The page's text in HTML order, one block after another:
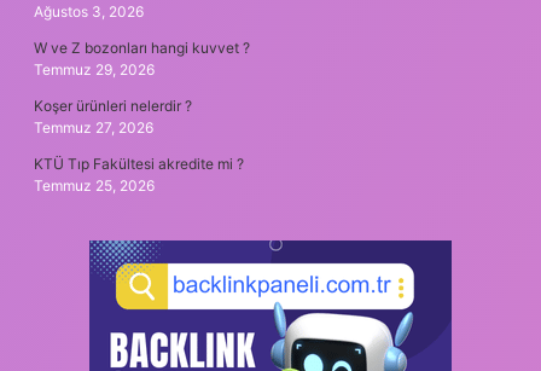
Ağustos 3, 2026
W ve Z bozonları hangi kuvvet ?
Temmuz 29, 2026
Koşer ürünleri nelerdir ?
Temmuz 27, 2026
KTÜ Tıp Fakültesi akredite mi ?
Temmuz 25, 2026